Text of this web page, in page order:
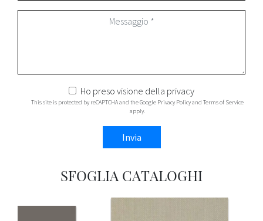
Ho preso visione della privacy
This site is protected by reCAPTCHA and the Google Privacy Policyand Terms of Service
apply.
Invia
SFOGLIA CATALOGHI